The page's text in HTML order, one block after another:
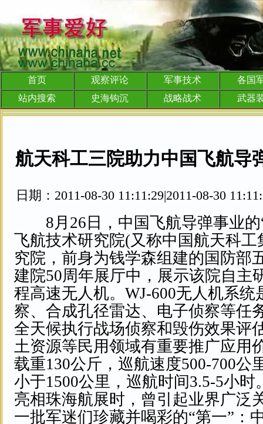
首页 观察评论 军事技术
各国
站内搜索
史海钩沉 战略战术 武器
航天科工三院助力中国飞航导
日期：2011-08-30 11:11:29|2011-08-30
8月26日，中国飞航导弹事业
飞航技术研究院(又称中国航天科工
究院，前身为钱学森组建的国防部
建院50周年展厅中，展示该院自主
程高速无人机。WJ-600无人机系统
察、合成孔径雷达、电子侦察等任
全天候执行战场侦察和毁伤效果评
土资源等民用领域有重要推广应用
载重130公斤，巡航速度500-700公
小于1500公里，巡航时间3.5-5小时
亮相珠海航展时，曾引起业界
一批军迷们珍藏并喝彩的“第一”：